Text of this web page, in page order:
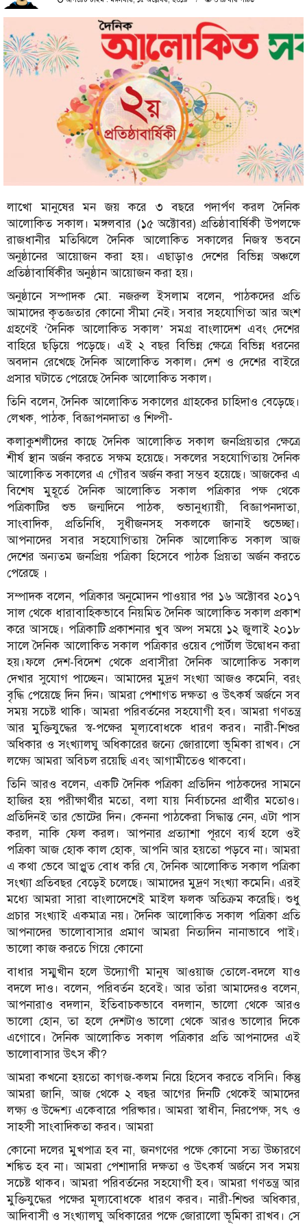
লাখো মানুষের মন জয় করে ৩ বছরে পদার্পণ করল দৈনিক
আলোকিত সকাল। মঙ্গলবার (১৫ অক্টোবর) প্রতিষ্ঠাবার্ষিকী উপলক্ষে
রাজধানীর মতিঝিলে দৈনিক আলোকিত সকালের নিজস্ব ভবনে
অনুষ্ঠানের আয়োজন করা হয়। এছাড়াও দেশের বিভিন্ন অঞ্চলে
প্রতিষ্ঠাবার্ষিকীর অনুষ্ঠান আয়োজন করা হয়।
অনুষ্ঠানে সম্পাদক মো. নজরুল ইসলাম বলেন, পাঠকদের প্রতি
আমাদের কৃতজ্ঞতার কোনো সীমা নেই। সবার সহযোগিতা আর অংশ
গ্রহণেই ‘দৈনিক আলোকিত সকাল’ সমগ্র বাংলাদেশ এবং দেশের
বাহিরে ছড়িয়ে পড়েছে। এই ২ বছর বিভিন্ন ক্ষেত্রে বিভিন্ন ধরনের
অবদান রেখেছে দৈনিক আলোকিত সকাল। দেশ ও দেশের বাইরে
প্রসার ঘটাতে পেরেছে দৈনিক আলোকিত সকাল।
তিনি বলেন, দৈনিক আলোকিত সকালের গ্রাহকের চাহিদাও বেড়েছে।
লেখক, পাঠক, বিজ্ঞাপনদাতা ও শিল্পী-
কলাকুশলীদের কাছে দৈনিক আলোকিত সকাল জনপ্রিয়তার ক্ষেত্রে
শীর্ষ স্থান অর্জন করতে সক্ষম হয়েছে। সকলের সহযোগিতায় দৈনিক
আলোকিত সকালের এ গৌরব অর্জন করা সম্ভব হয়েছে। আজকের এ
বিশেষ মুহূর্তে দৈনিক আলোকিত সকাল পত্রিকার পক্ষ থেকে
পত্রিকাটির শুভ জন্মদিনে পাঠক, শুভানুধ্যায়ী, বিজ্ঞাপনদাতা,
সাংবাদিক, প্রতিনিধি, সুধীজনসহ সকলকে জানাই শুভেচ্ছা।
আপনাদের সবার সহযোগিতায় দৈনিক আলোকিত সকাল আজ
দেশের অন্যতম জনপ্রিয় পত্রিকা হিসেবে পাঠক প্রিয়তা অর্জন করতে
পেরেছে ।
সম্পাদক বলেন, পত্রিকার অনুমোদন পাওয়ার পর ১৬ অক্টোবর ২০১৭
সাল থেকে ধারাবাহিকভাবে নিয়মিত দৈনিক আলোকিত সকাল প্রকাশ
করে আসছে। পত্রিকাটি প্রকাশনার খুব অল্প সময়ে ১২ জুলাই ২০১৮
সালে দৈনিক আলোকিত সকাল পত্রিকার ওয়েব পোর্টাল উদ্বোধন করা
হয়।ফলে দেশ-বিদেশ থেকে প্রবাসীরা দৈনিক আলোকিত সকাল
দেখার সুযোগ পাচ্ছেন। আমাদের মুদ্রণ সংখ্যা আজও কমেনি, বরং
বৃদ্ধি পেয়েছে দিন দিন। আমরা পেশাগত দক্ষতা ও উৎকর্ষ অর্জনে সব
সময় সচেষ্ট থাকি। আমরা পরিবর্তনের সহযোগী হব। আমরা গণতন্ত্র
আর মুক্তিযুদ্ধের স্ব-পক্ষের মূল্যবোধকে ধারণ করব। নারী-শিশুর
অধিকার ও সংখ্যালঘু অধিকারের জন্যে জোরালো ভূমিকা রাখব। সে
লক্ষ্যে আমরা অবিচল রয়েছি এবং আগামীতেও থাকবো।
তিনি আরও বলেন, একটি দৈনিক পত্রিকা প্রতিদিন পাঠকদের সামনে
হাজির হয় পরীক্ষার্থীর মতো, বলা যায় নির্বাচনের প্রার্থীর মতোও।
প্রতিদিনই তার ভোটের দিন। কেননা পাঠকেরা সিদ্ধান্ত নেন, এটা পাস
করল, নাকি ফেল করল। আপনার প্রত্যাশা পূরণে ব্যর্থ হলে ওই
পত্রিকা আজ হোক কাল হোক, আপনি আর হয়তো পড়বে না। আমরা
এ কথা ভেবে আপ্লুত বোধ করি যে, দৈনিক আলোকিত সকাল পত্রিকা
সংখ্যা প্রতিবছর বেড়েই চলেছে। আমাদের মুদ্রণ সংখ্যা কমেনি। এরই
মধ্যে আমরা সারা বাংলাদেশেই মাইল ফলক অতিক্রম করেছি। শুধু
প্রচার সংখ্যাই একমাত্র নয়। দৈনিক আলোকিত সকাল পত্রিকা প্রতি
আপনাদের ভালোবাসার প্রমাণ আমরা নিত্যদিন নানাভাবে পাই।
ভালো কাজ করতে গিয়ে কোনো
বাধার সম্মুখীন হলে উদ্যোগী মানুষ আওয়াজ তোলে-বদলে যাও
বদলে দাও। বলেন, পরিবর্তন হবেই। আর তাঁরা আমাদেরও বলেন,
আপনারাও বদলান, ইতিবাচকভাবে বদলান, ভালো থেকে আরও
ভালো হোন, তা হলে দেশটাও ভালো থেকে আরও ভালোর দিকে
এগোবে। দৈনিক আলোকিত সকাল পত্রিকার প্রতি আপনাদের এই
ভালোবাসার উৎস কী?
আমরা কখনো হয়তো কাগজ-কলম নিয়ে হিসেব করতে বসিনি। কিন্তু
আমরা জানি, আজ থেকে ২ বছর আগের দিনটি থেকেই আমাদের
লক্ষ্য ও উদ্দেশ্য একেবারে পরিষ্কার। আমরা স্বাধীন, নিরপেক্ষ, সৎ ও
সাহসী সাংবাদিকতা করব। আমরা
কোনো দলের মুখপাত্র হব না, জনগণের পক্ষে কোনো সত্য উচ্চারণে
শঙ্কিত হব না। আমরা পেশাদারি দক্ষতা ও উৎকর্ষ অর্জনে সব সময়
সচেষ্ট থাকব। আমরা পরিবর্তনের সহযোগী হব। আমরা গণতন্ত্র আর
মুক্তিযুদ্ধের পক্ষের মূল্যবোধকে ধারণ করব। নারী-শিশুর অধিকার,
আদিবাসী ও সংখ্যালঘু অধিকারের পক্ষে জোরালো ভূমিকা রাখব। সে